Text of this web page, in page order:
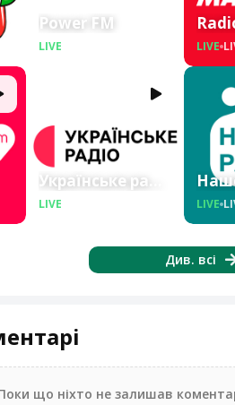
Power FM
LIVE LIVE
LIVE LIVE
Див. всі
що ніхто не залишав